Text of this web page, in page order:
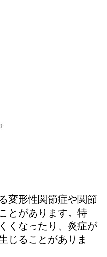
変形性関節症や関節
とがあります。特
くなったり、炎症が
じることがありま